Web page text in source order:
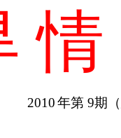
情
2010年第 9期